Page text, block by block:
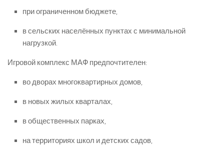
при ограниченном бюджете,
в сельских населённых пунктах с минимальной
нагрузкой.
Игровой комплекс МАФ предпочтителен:
во дворах многоквартирных домов,
в новых жилых кварталах,
в общественных парках,
на территориях школ и детских садов,